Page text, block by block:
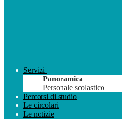
Servizi
Panoramica
Personale scolastico
Percorsi di studio
Le circolari
Le notizie